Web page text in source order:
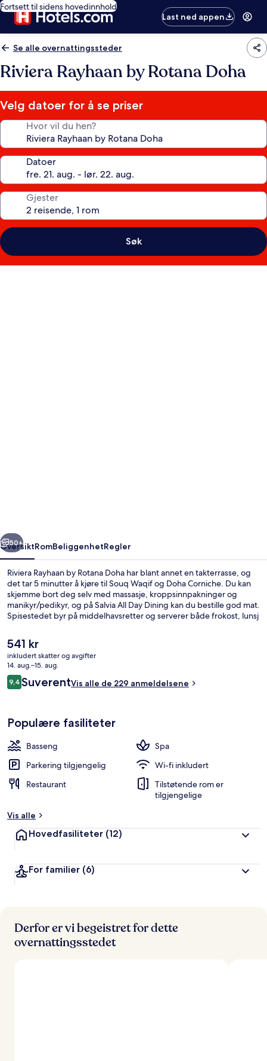
Fortsett til sidens hovedinnhold
Last ned appen
Se alle overnattingssteder
Riviera Rayhaan by Rotana Doha
Velg datoer for å se priser
Hvor vil du hen?
Datoer
Gjester
Søk
Neste
50+
OversiktRomBeliggenhetRegler
Riviera Rayhaan by Rotana Doha har blant annet en takterrasse, og
det tar 5 minutter å kjøre til Souq Waqif og Doha Corniche. Du kan
skjemme bort deg selv med massasje, kroppsinnpakninger og
manikyr/pedikyr, og på Salvia All Day Dining kan du bestille god mat.
Spisestedet byr på middelhavsretter og serverer både frokost, lunsj
er noe av det du kan se frem til hvis du velger å bo på dette hotellet
i luksuriøs stil. Du finner offentlig transport i nærheten: Bin
Mahmoud stasjon ligger bare 7 minutter unna til fots.
Den
nåværende
prisen
er
541 kr
541 kr
inkludert skatter og avgifter
14. aug.–15. aug.
Anmeldelser
9,49,4 av 10 –
SuverentVis alle de 229 anmeldelsene
Populære fasiliteter
Basseng
Spa
Parkering tilgjengelig
Wi-fi inkludert
Restaurant
Tilstøtende rom er
tilgjengelige
Vis alle
Hovedfasiliteter (12)
For familier (6)
Derfor er vi begeistret for dette
overnattingsstedet